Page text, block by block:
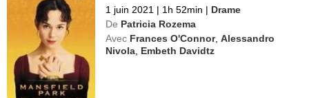
1 juin 2021 | 1h 52min | Drame
De Patricia Rozema
Avec Frances O'Connor,Alessandro
Nivola Embeth Davidtz